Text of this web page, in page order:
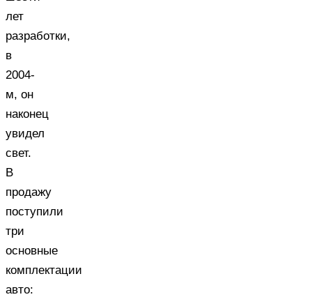
лет
разработки,
в
2004-
м, он
наконец
увидел
свет.
В
продажу
поступили
три
основные
комплектации
авто: